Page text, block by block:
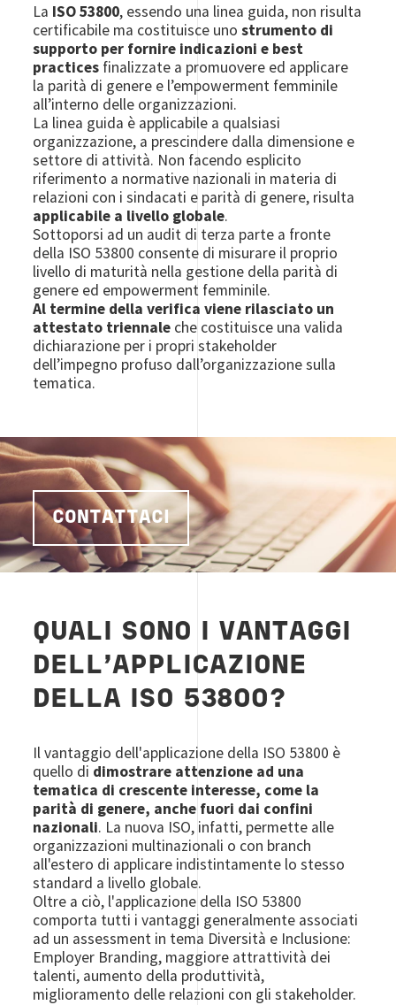
La ISO 53800, essendo una linea guida, non risulta
certificabile ma costituisce unostrumento di
supporto per fornire indicazioni e best
practices finalizzate a promuovere ed applicare
la parità di genere e l’empowerment femminile
all’interno delle organizzazioni.
La linea guida è applicabile a qualsiasi
organizzazione, a prescindere dalla dimensione e
settore di attività. Non facendo esplicito
riferimento a normative nazionali in materia di
relazioni con i sindacati e parità di genere, risulta
applicabile a livello globale.
Sottoporsi ad un audit di terza parte a fronte
della ISO 53800 consente di misurare il proprio
livello di maturità nella gestione della parità di
genere ed empowerment femminile.
Al termine della verifica viene rilasciato un
attestato triennale che costituisce una valida
dichiarazione per i propri stakeholder
dell’impegno profuso dall’organizzazione sulla
tematica.
CONTATTACI
QUALI SONO I VANTAGGI
DELL'APPLICAZIONE
DELLA ISO 53800?
Il vantaggio dell'applicazione della ISO 53800 è
quello di dimostrare attenzione ad una
tematica di crescente interesse, come la
parità di genere, anche fuori dai confini
nazionali. La nuova ISO, infatti, permette alle
organizzazioni multinazionali o con branch
all'estero di applicare indistintamente lo stesso
standard a livello globale.
Oltre a ciò, l'applicazione della ISO 53800
comporta tutti i vantaggi generalmente associati
ad un assessment in tema Diversità e Inclusione:
Employer Branding, maggiore attrattività dei
talenti, aumento della produttività,
miglioramento delle relazioni con gli stakeholder.